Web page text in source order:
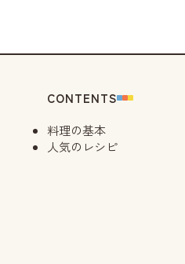
CONTENTS
料理の基本
人気のレシピ